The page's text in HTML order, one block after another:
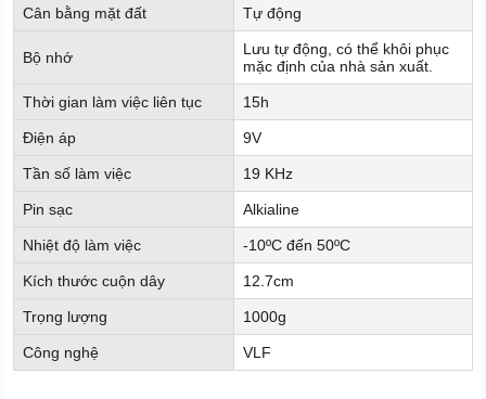
Cân bằng mặt đất Tự động
Bộ nhớ
Lưu tự động, có thể khôi phục
mặc định của nhà sản xuất.
Thời gian làm việc liên tục 15h
Điện áp 9V
Tần số làm việc 19 KHz
Pin sạc Alkialine
Nhiệt độ làm việc -10ºC đến 50ºC
Kích thước cuộn dây 12.7cm
Trọng lượng 1000g
Công nghệ VLF